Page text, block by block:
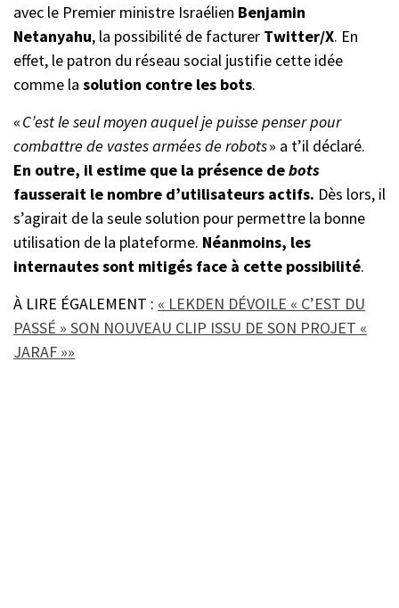
avec le Premier ministre Israélien Benjamin
Netanyahu, la possibilité de facturer Twitter/X. En
effet, le patron du réseau social justifie cette idée
comme la solution contre les bots.
«C’est le seul moyen auquel je puisse penser pour
combattre de vastes armées de robots» a t’il déclaré.
En outre, il estime que la présence debots
fausserait le nombre d’utilisateurs actifs. Dès lors, il
s’agirait de la seule solution pour permettre la bonne
utilisation de la plateforme. Néanmoins, les
internautes sont mitigés face à cette possibilité.
À LIRE ÉGALEMENT : « LEKDEN DÉVOILE « C’EST DU
PASSÉ » SON NOUVEAU CLIP ISSU DE SON PROJET «
JARAF »»